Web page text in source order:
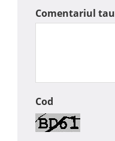
Comentariul tau
Cod